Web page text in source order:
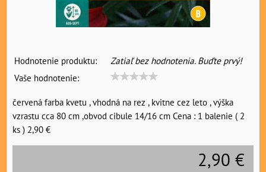
Hodnotenie produktu:
Zatiaľ bez hodnotenia. Buďte prvý!
Vaše hodnotenie:
červená farba kvetu , vhodná na rez , kvitne cez leto , výška
vzrastu cca 80 cm ,obvod cibule 14/16 cm Cena : 1 balenie ( 2
ks ) 2,90 €
2,90 €